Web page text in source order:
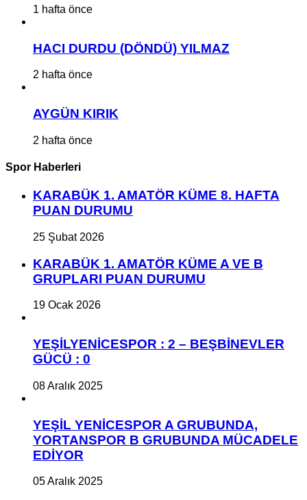
1 hafta önce
HACI DURDU (DÖNDÜ) YILMAZ
2 hafta önce
AYGÜN KIRIK
2 hafta önce
Spor Haberleri
KARABÜK 1. AMATÖR KÜME 8. HAFTA
PUAN DURUMU
25 Şubat 2026
KARABÜK 1. AMATÖR KÜME A VE B
GRUPLARI PUAN DURUMU
19 Ocak 2026
YEŞİLYENİCESPOR : 2 – BEŞBİNEVLER
GÜCÜ : 0
08 Aralık 2025
YEŞİL YENİCESPOR A GRUBUNDA,
YORTANSPOR B GRUBUNDA MÜCADELE
EDİYOR
05 Aralık 2025